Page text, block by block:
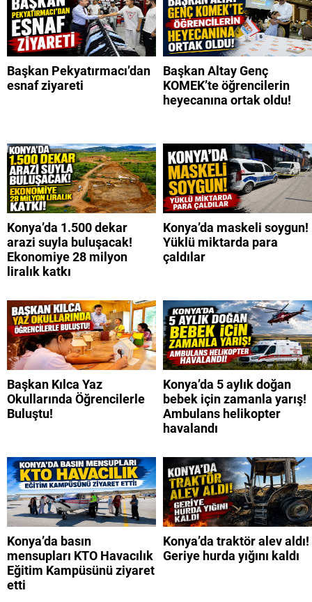
Başkan Pekyatırmacı’dan
esnaf ziyareti
Başkan Altay Genç
KOMEK’te öğrencilerin
heyecanına ortak oldu!
Konya’da 1.500 dekar
arazi suyla buluşacak!
Ekonomiye 28 milyon
liralık katkı
Konya’da maskeli soygun!
Yüklü miktarda para
çaldılar
Başkan Kılca Yaz
Okullarında Öğrencilerle
Buluştu!
Konya’da 5 aylık doğan
bebek için zamanla yarış!
Ambulans helikopter
havalandı
Konya’da basın
mensupları KTO Havacılık
Eğitim Kampüsünü ziyaret
etti
Konya’da traktör alev aldı!
Geriye hurda yığını kaldı